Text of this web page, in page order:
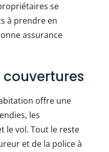
se
à prendre en
assurance
couvertures
offre une
les
le vol. Tout le reste
et de la police à